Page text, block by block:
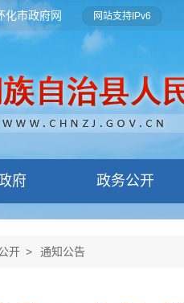
化市政府网 网站支持IPv6
府 政务公开
开 > 通知公告